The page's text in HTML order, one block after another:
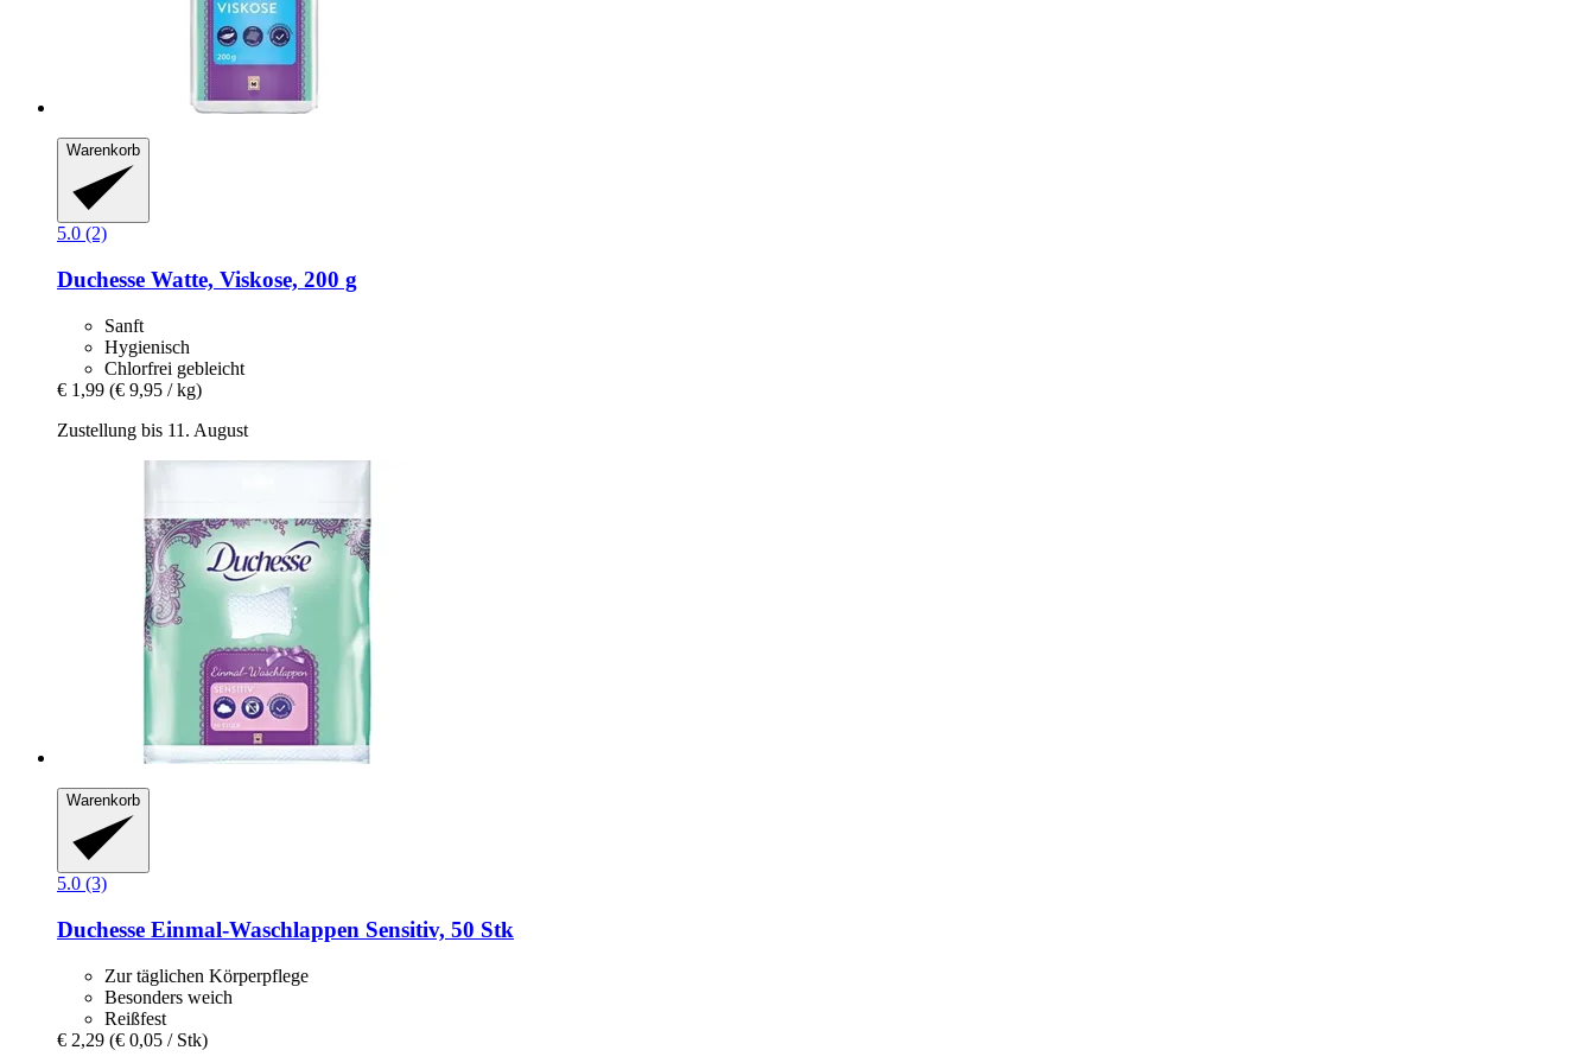
Warenkorb
5.0 (2)
Duchesse Watte, Viskose, 200 g
Sanft
Hygienisch
Chlorfrei gebleicht
€ 1,99 (€ 9,95 / kg)
Zustellung bis 11. August
Warenkorb
5.0 (3)
Duchesse Einmal-​Waschlappen Sensitiv, 50 Stk
Zur täglichen Körperpflege
Besonders weich
Reißfest
€ 2,29 (€ 0,05 / Stk)